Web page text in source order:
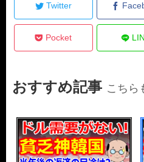
Twitter
Pocket
おすすめ記事 こちら